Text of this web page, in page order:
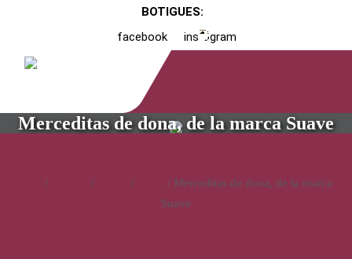
BOTIGUES:
facebook
instagram
Merceditas de dona, de la marca Suave
/ / /
/ Merceditas de dona, de la marca
Suave